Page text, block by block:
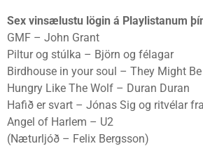
Sex vinsælustu lögin á Playlistanum
GMF – John Grant
Piltur og stúlka – Björn og félagar
Birdhouse in your soul – They Might
Hungry Like The Wolf – Duran Duran
Hafið er svart – Jónas Sig og ritvélar
Angel of Harlem – U2
(Næturljóð – Felix Bergsson)